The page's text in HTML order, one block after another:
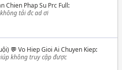
Chien Phap Su Prc Full:
tải đc ad ơi
💬 Vo Hiep Gioi Ai Chuyen Kiep:
không truy cập được